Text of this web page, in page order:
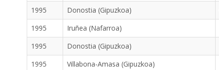
1995
Donostia (Gipuzkoa)
1995
Iruñea (Nafarroa)
1995
Donostia (Gipuzkoa)
1995
Villabona-Amasa (Gipuzkoa)